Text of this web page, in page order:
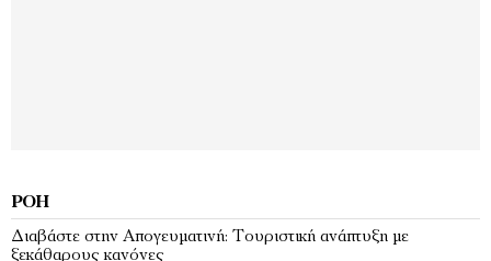
ΡΟΉ
Διαβάστε στην Απογευματινή: Τουριστική ανάπτυξη με
ξεκάθαρους κανόνες